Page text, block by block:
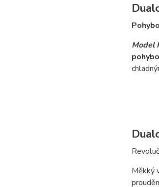
Model
Měkký